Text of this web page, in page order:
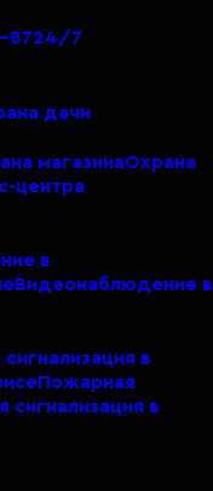
8724/7
дачи
магазинаОхрана
центра
в
Видеонаблюдение в
в
Пожарная
сигнализация в